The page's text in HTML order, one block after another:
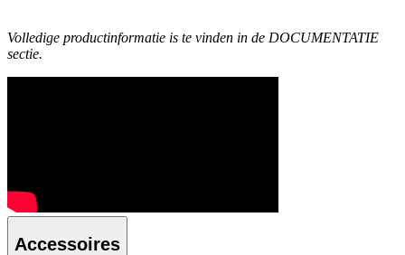
Volledige productinformatie is te vinden in de DOCUMENTATIE
sectie.
Accessoires